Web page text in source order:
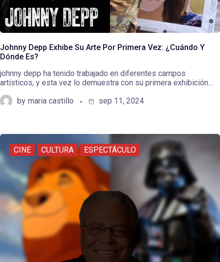
Johnny Depp Exhibe Su Arte Por Primera Vez: ¿Cuándo Y
Dónde Es?
johnny depp ha tenido trabajado en diferentes campos
artísticos, y esta vez lo demuestra con su primera exhibición…
by maria castillo sep 11, 2024
CINE CULTURA ESPECTÁCULO